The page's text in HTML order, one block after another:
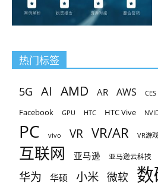
热门标签
5G AI AMD AR AWS
Facebook GPU HTC HTC Vive
PC vivo VR VR/AR VR游戏
互联网 亚马逊 亚马逊云科技
华为 华硕 小米 微软